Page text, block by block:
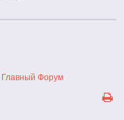
Главный Форум